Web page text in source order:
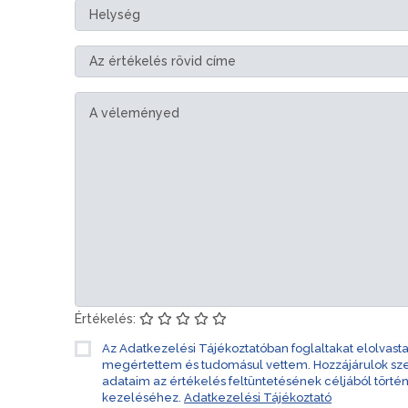
Értékelés:
Az Adatkezelési Tájékoztatóban foglaltakat
megértettem és tudomásul vettem. Hozzájárulok
adataim az értékelés feltüntetésének céljából
kezeléséhez. Adatkezelési Tájékoztató